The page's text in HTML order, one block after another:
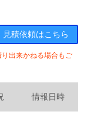
積依頼はこちら
出来かねる場合もご
情報日時